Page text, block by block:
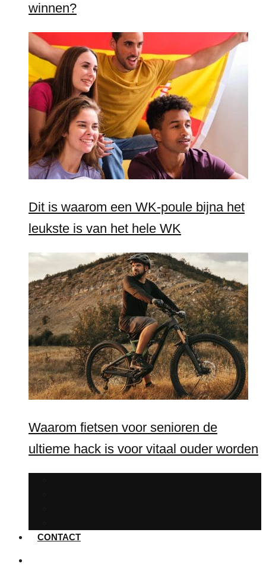
winnen?
Dit is waarom een WK-poule bijna het
leukste is van het hele WK
Waarom fietsen voor senioren de
ultieme hack is voor vitaal ouder worden
CONTACT